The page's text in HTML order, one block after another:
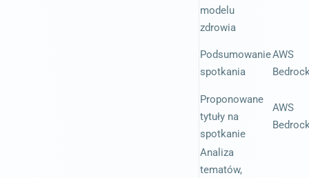
modelu
zdrowia
Podsumowanie
spotkania
AWS
Proponowane
tytuły na
spotkanie
AWS
Analiza
tematów,